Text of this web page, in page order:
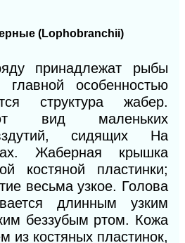
(Lophobranchii)
принадлежат рыбы
главной особенностью
структура жабер.
вид маленьких
сидящих На
Жаберная крышка
костяной пластинки;
весьма узкое. Голова
длинным узким
беззубым ртом. Кожа
из костяных пластинок,